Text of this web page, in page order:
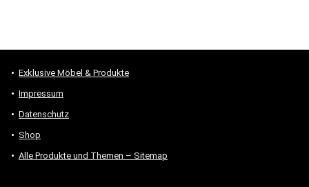
Exklusive Möbel & Produkte
Impressum
Datenschutz
Shop
Alle Produkte und Themen – Sitemap